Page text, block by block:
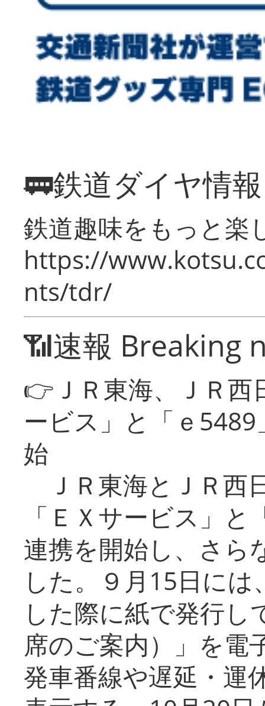
🚃鉄道ダイヤ情
鉄道趣味をもっと楽
https://
nts/tdr/
📶速報 Breaking
👉ＪＲ東海、ＪＲ
ービス」と「ｅ
始
ＪＲ東海とＪＲ西
「ＥＸサービス」
連携を開始し、さら
した。９月15日に
した際に紙で発行し
席のご案内）」を電
発車番線や遅延・運